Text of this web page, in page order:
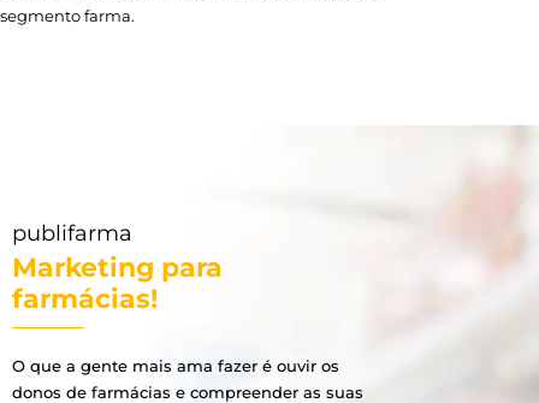
segmento farma.
publifarma
Marketing para
farmácias!
O que a gente mais ama fazer é ouvir os
donos de farmácias e compreender as suas